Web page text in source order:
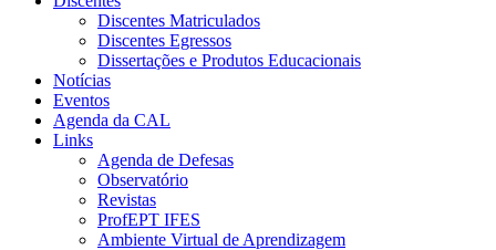
Discentes Matriculados
Discentes Egressos
Dissertações e Produtos Educacionais
Notícias
Eventos
Agenda da CAL
Links
Agenda de Defesas
Observatório
Revistas
ProfEPT IFES
Ambiente Virtual de Aprendizagem